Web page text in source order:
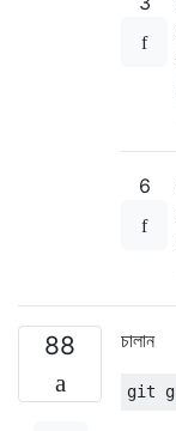
6
88 চালান